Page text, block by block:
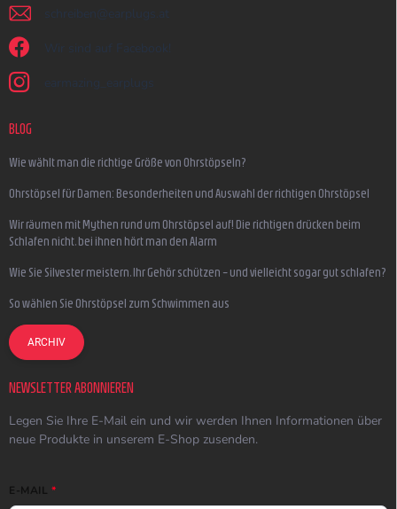
schreiben @ earplugs.at
Wir sind auf Facebook!
earmazing_earplugs
BLOG
Wie wählt man die richtige Größe von Ohrstöpseln?
Ohrstöpsel für Damen: Besonderheiten und Auswahl der richtigen Ohrstöpsel
Wir räumen mit Mythen rund um Ohrstöpsel auf! Die richtigen drücken beim
Schlafen nicht, bei ihnen hört man den Alarm
Wie Sie Silvester meistern, Ihr Gehör schützen – und vielleicht sogar gut schlafen?
So wählen Sie Ohrstöpsel zum Schwimmen aus
ARCHIV
NEWSLETTER ABONNIEREN
Legen Sie Ihre E-Mail ein und wir werden Ihnen Informationen über
neue Produkte in unserem E-Shop zusenden.
E-MAIL